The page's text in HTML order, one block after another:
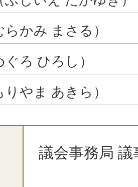
かみ まさる）
ろ ひろし）
やま あきら）
議会事務局 議